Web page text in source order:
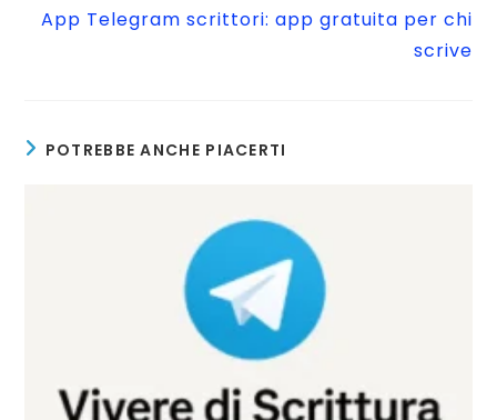
App Telegram scrittori: app gratuita per chi
scrive
POTREBBE ANCHE PIACERTI